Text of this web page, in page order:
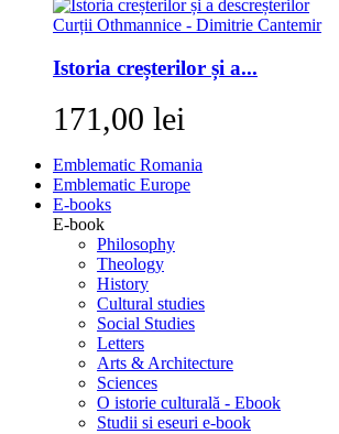
Istoria creșterilor și a...
171,00 lei
Emblematic Romania
Emblematic Europe
E-books
E-book
Philosophy
Theology
History
Cultural studies
Social Studies
Letters
Arts & Architecture
Sciences
O istorie culturală - Ebook
Studii si eseuri e-book